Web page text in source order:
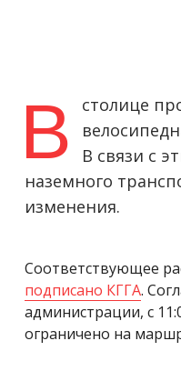
В
столице
В связи с
наземного
изменения.
Соответствующее
подписано КГГА.
администрации, с
ограничено на